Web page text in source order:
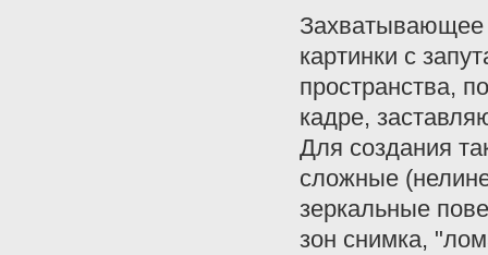
Захватывающее
картинки с
пространства,
кадре,
Для создания
сложные
зеркальные
зон снимка,